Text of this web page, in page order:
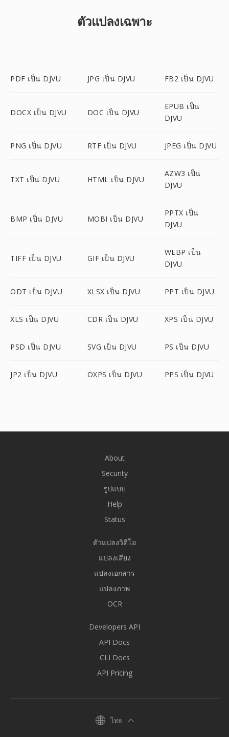
ตัวแปลงเฉพาะ
PDF เป็น DJVU JPG เป็น DJVU FB2 เป็น DJVU
DOCX เป็น DJVU DOC เป็น DJVU
EPUB เป็น
DJVU
PNG เป็น DJVU RTF เป็น DJVU JPEG เป็น DJVU
TXT เป็น DJVU HTML เป็น DJVU
AZW3 เป็น
DJVU
BMP เป็น DJVU MOBI เป็น DJVU
PPTX เป็น
DJVU
TIFF เป็น DJVU GIF เป็น DJVU
WEBP เป็น
DJVU
ODT เป็น DJVU XLSX เป็น DJVU PPT เป็น DJVU
XLS เป็น DJVU CDR เป็น DJVU XPS เป็น DJVU
PSD เป็น DJVU SVG เป็น DJVU PS เป็น DJVU
JP2 เป็น DJVU OXPS เป็น DJVU PPS เป็น DJVU
About
Security
รูปแบบ
Help
Status
ตัวแปลงวิดีโอ
แปลงเสียง
แปลงเอกสาร
แปลงภาพ
OCR
Developers API
API Docs
CLI Docs
API Pricing
ไทย